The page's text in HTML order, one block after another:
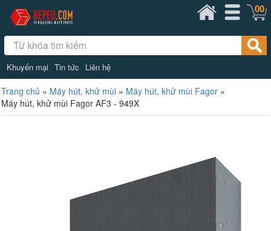
Khuyến mại Tin tức Liên hệ
00
Trang chủ » Máy hút, khử mùi » Máy hút, khử mùi Fagor »
Máy hút, khử mùi Fagor AF3 - 949X